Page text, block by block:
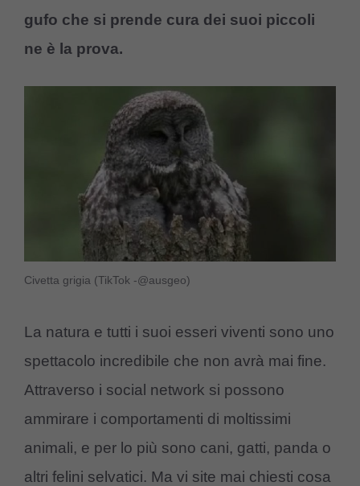
gufo che si prende cura dei suoi piccoli
ne è la prova.
Civetta grigia (TikTok -@ausgeo)
La natura e tutti i suoi esseri viventi sono uno
spettacolo incredibile che non avrà mai fine.
Attraverso i social network si possono
ammirare i comportamenti di moltissimi
animali, e per lo più sono cani, gatti, panda o
altri felini selvatici. Ma vi site mai chiesti cosa